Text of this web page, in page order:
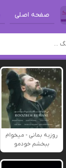
صفحه اصلی
روزبه بمانی - میخوام
ببخشم خودمو